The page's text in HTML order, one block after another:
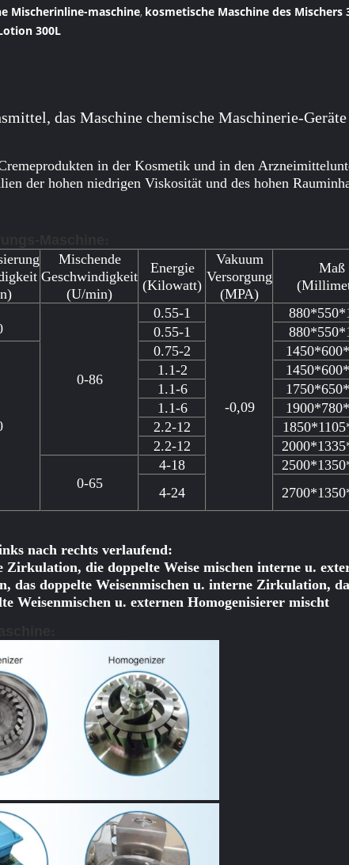
Mischerinline-maschine, kosmetische Maschine des Mischers
300L
das Maschine chemische Maschinerie-
in der Kosmetik und in den
der hohen niedrigen Viskosität und des hohen
Mischende
Geschwindigkeit
(U/min)
Energie
(Kilowatt)
Vakuum
Versorgung
(MPA)
Maß
0-86
0.55-1
-0,09
0.55-1
0.75-2
1.1-2
1.1-6
1.1-6
2.2-12
2.2-12
0-65
4-18
4-24
nach rechts verlaufend:
Zirkulation, die doppelte Weise mischen interne u.
das doppelte Weisenmischen u. interne Zirkulation,
Weisenmischen u. externen Homogenisierer mischt